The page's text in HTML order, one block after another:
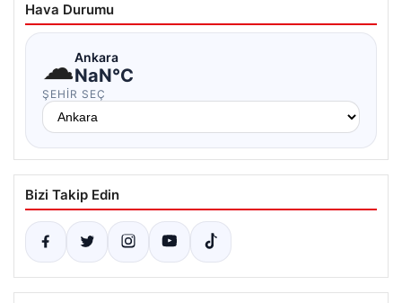
Hava Durumu
☁Ankara
NaN°C
ŞEHIR SEÇ
Bizi Takip Edin